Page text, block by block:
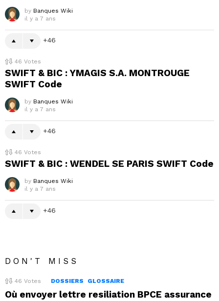
by Banques Wiki
il y a 7 ans
46
46 Votes
SWIFT & BIC : YMAGIS S.A. MONTROUGE
SWIFT Code
by Banques Wiki
il y a 7 ans
46
46 Votes
SWIFT & BIC : WENDEL SE PARIS SWIFT Code
by Banques Wiki
il y a 7 ans
46
DON'T MISS
46 Votes DOSSIERS GLOSSAIRE
Où envoyer lettre resiliation BPCE assurance